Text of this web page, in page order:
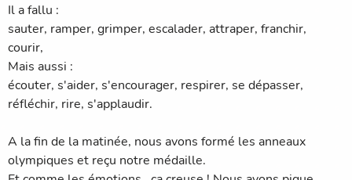
Il a fallu :
sauter, ramper, grimper, escalader, attraper, franchir,
courir,
Mais aussi :
écouter, s'aider, s'encourager, respirer, se dépasser,
réfléchir, rire, s'applaudir.
A la fin de la matinée, nous avons formé les anneaux
olympiques et reçu notre médaille.